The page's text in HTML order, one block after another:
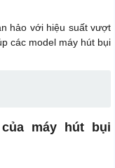
hảo với hiệu suất vượt
các model máy hút bụi
máy hút bụi